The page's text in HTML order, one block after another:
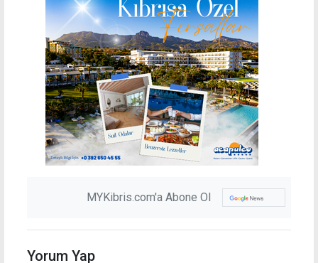
MYKibris.com'a Abone Ol
Yorum Yap